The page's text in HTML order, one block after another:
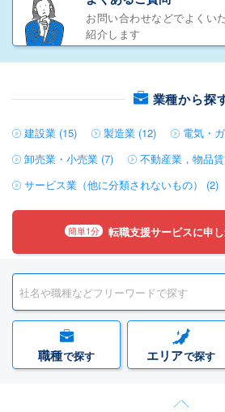
お問い合わせなどでよくい
紹介します
業種から探
建設業 (15) 製造業 (12)
電気・
卸売業・小売業 (7)
不動産業，物品
サービス業（他に分類されないもの） (2)
簡単1分 転職支援サービスに申し
職種で探す エリアで探す